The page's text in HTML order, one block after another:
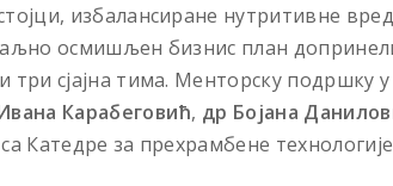
избалансиране нутритивне
осмишљен бизнис план
три сјајна тима. Менторску подршку
Карабеговић, др Бојана
Катедре за прехрамбене